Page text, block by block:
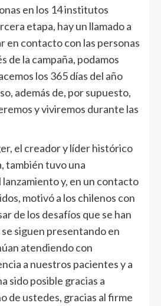
en los 14 institutos
etapa, hay un llamado a
en contacto con las personas
de la campaña, podamos
los 365 días del año
además de, por supuesto,
y viviremos durante las
el creador y líder histórico
también tuvo una
y, en un contacto
motivó a los chilenos con
de los desafíos que se han
siguen presentando en
atendiendo con
a nuestros pacientes y a
sido posible gracias a
de ustedes, gracias al firme